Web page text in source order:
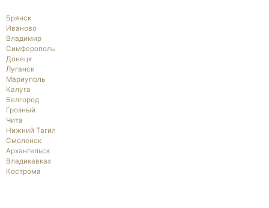
Брянск
Иваново
Владимир
Симферополь
Донецк
Луганск
Мариуполь
Калуга
Белгород
Грозный
Чита
Нижний Тагил
Смоленск
Архангельск
Владикавказ
Кострома